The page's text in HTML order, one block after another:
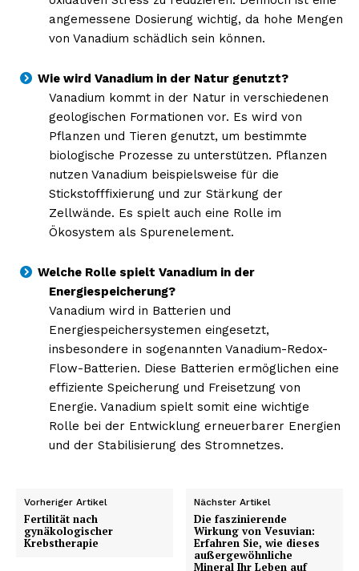
angemessene Dosierung wichtig, da hohe Mengen
von Vanadium schädlich sein können.
Wie wird Vanadium in der Natur genutzt?
Vanadium kommt in der Natur in verschiedenen
geologischen Formationen vor. Es wird von
Pflanzen und Tieren genutzt, um bestimmte
biologische Prozesse zu unterstützen. Pflanzen
nutzen Vanadium beispielsweise für die
Stickstofffixierung und zur Stärkung der
Zellwände. Es spielt auch eine Rolle im
Ökosystem als Spurenelement.
Welche Rolle spielt Vanadium in der
Energiespeicherung?
Vanadium wird in Batterien und
Energiespeichersystemen eingesetzt,
insbesondere in sogenannten Vanadium-Redox-
Flow-Batterien. Diese Batterien ermöglichen eine
effiziente Speicherung und Freisetzung von
Energie. Vanadium spielt somit eine wichtige
Rolle bei der Entwicklung erneuerbarer Energien
und der Stabilisierung des Stromnetzes.
Vorheriger Artikel
Fertilität nach
gynäkologischer
Krebstherapie
Nächster Artikel
Die faszinierende
Wirkung von Vesuvian:
Erfahren Sie, wie dieses
außergewöhnliche
Mineral Ihr Leben auf